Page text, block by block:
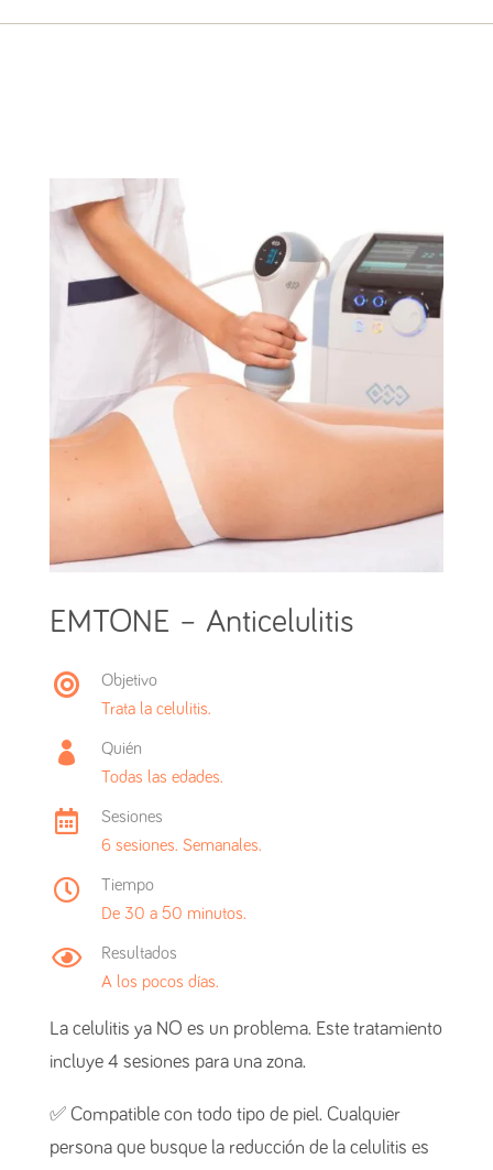
EMTONE – Anticelulitis

Objetivo
Trata la celulitis.

Quién
Todas las edades.

Sesiones
6 sesiones. Semanales.

Tiempo
De 30 a 50 minutos.

Resultados
A los pocos días.
La celulitis ya NO es un problema. Este tratamiento
incluye 4 sesiones para una zona.
✅ Compatible con todo tipo de piel. Cualquier
persona que busque la reducción de la celulitis es